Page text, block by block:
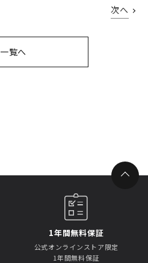
次へ
一覧へ
1年間無料保証
公式オンラインストア限定
1年間無料保証